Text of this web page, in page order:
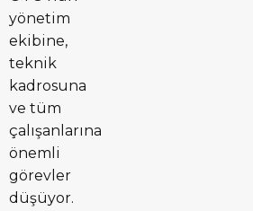
yönetim
ekibine,
teknik
kadrosuna
ve tüm
çalışanlarına
önemli
görevler
düşüyor.